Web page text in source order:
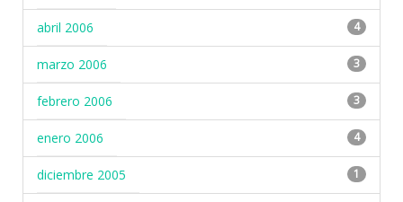
abril 2006 4
marzo 2006 3
febrero 2006 3
enero 2006 4
diciembre 2005 1